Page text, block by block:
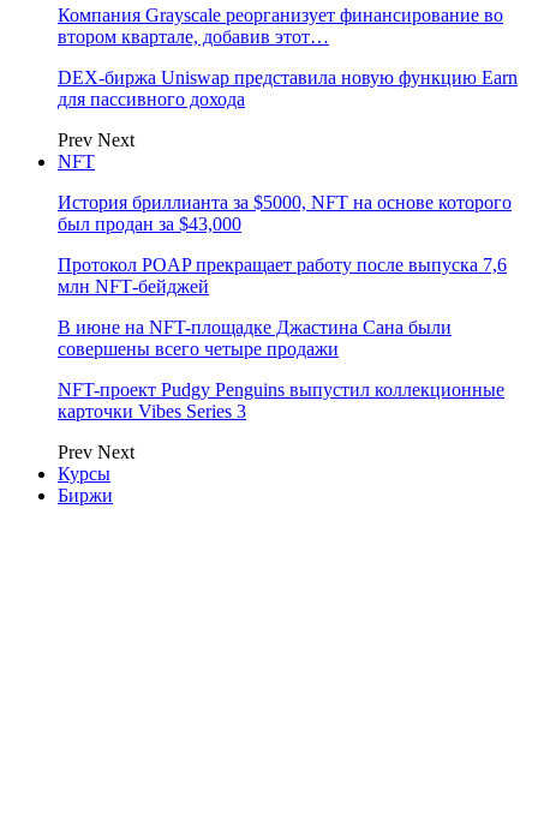
Компания Grayscale реорганизует финансирование во
втором квартале, добавив этот…
DEX-биржа Uniswap представила новую функцию Earn
для пассивного дохода
Prev Next
NFT
История бриллианта за $5000, NFT на основе которого
был продан за $43,000
Протокол POAP прекращает работу после выпуска 7,6
млн NFT‑бейджей
В июне на NFT-площадке Джастина Сана были
совершены всего четыре продажи
NFT-проект Pudgy Penguins выпустил коллекционные
карточки Vibes Series 3
Prev Next
Курсы
Биржи